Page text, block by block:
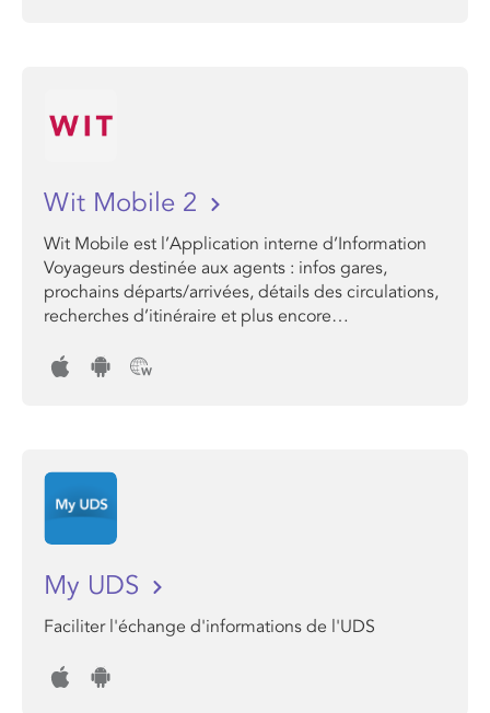
Wit Mobile 2
Wit Mobile est l’Application interne d’Information
Voyageurs destinée aux agents : infos gares,
prochains départs/arrivées, détails des circulations,
recherches d’itinéraire et plus encore…
My UDS
Faciliter l'échange d'informations de l'UDS